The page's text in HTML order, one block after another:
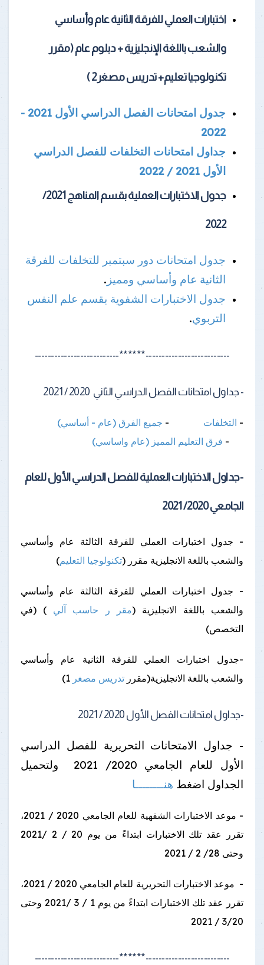
اختبارات العملي للفرقة الثانية عام وأساسي
والشعب باللغة الإنجليزية + دبلوم عام (مقرر
تكنولوجيا تعليم+ تدريس مصغر2 )
جدول امتحانات الفصل الدراسي الأول 2021 -
2022
جداول امتحانات التخلفات للفصل الدراسي
الأول 2021 / 2022
جدول الاختبارات العملية بقسم المناهج 2021/
2022
جدول امتحانات دور سبتمبر للتخلفات للفرقة
الثانية عام وأساسي ومميز .
جدول الاختبارات الشفوية بقسم علم النفس
التربوي.
--------------------------******--------------------------
- جداول امتحانات الفصل الدراسي الثاني 2020 / 2021
- التخلفات - جميع الفرق (عام - أساسي)
- فرق التعليم المميز (عام واساسي)
-جداول الاختبارات العملية للفصل الدراسي الأول للعام
الجامعي 2020/ 2021
- جدول اختبارات العملي للفرقة الثالثة عام وأساسي
والشعب باللغة الانجليزية مقرر (تكنولوجيا التعليم)
- جدول اختبارات العملي للفرقة الثالثة عام وأساسي
والشعب باللغة الانجليزية (مقر ر حاسب آلي ) (في
التخصص)
-جدول اختبارات العملي للفرقة الثانية عام وأساسي
والشعب باللغة الانجليزية(مقرر تدريس مصغر
-جداول امتحانات الفصل الأول 2020 / 2021
- جداول الامتحانات التحريرية للفصل الدراسي
الأول للعام الجامعي 2020/ 2021 ولتحميل
الجداول اضغط هنــــــــا
- موعد الاختبارات الشفهية للعام الجامعي 2020 / 2021،
تقرر عقد تلك الاختبارات ابتداءً من يوم 20 / 2 /2021
وحتى 28/ 2 / 2021
- موعد الاختبارات التحريرية للعام الجامعي 2020 / 2021،
تقرر عقد تلك الاختبارات ابتداءً من يوم 1 / 3 /2021 وحتى
3/20 / 2021
--------------------------******--------------------------